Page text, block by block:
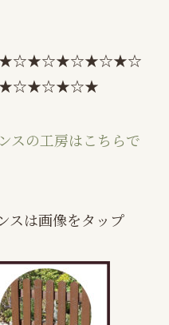
スの工房はこちらで
スは画像をタップ